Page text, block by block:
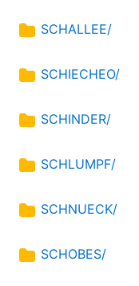
SCHALLEE/
SCHIECHEO/
SCHINDER/
SCHLUMPF/
SCHNUECK/
SCHOBES/